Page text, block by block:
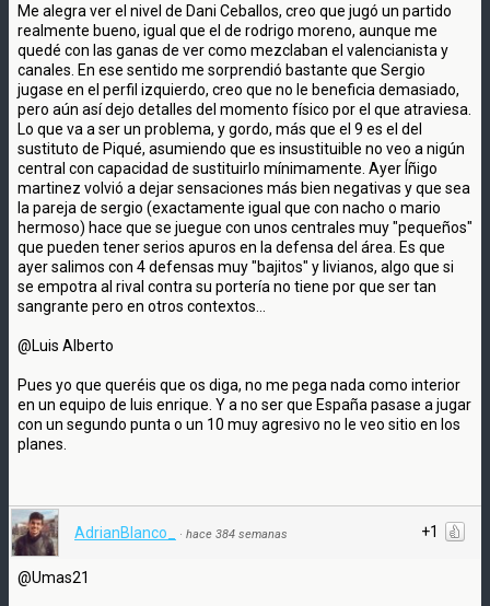
Me alegra ver el nivel de Dani Ceballos, creo que jugó un partido
realmente bueno, igual que el de rodrigo moreno, aunque me
quedé con las ganas de ver como mezclaban el valencianista y
canales. En ese sentido me sorprendió bastante que Sergio
jugase en el perfil izquierdo, creo que no le beneficia demasiado,
pero aún así dejo detalles del momento físico por el que atraviesa.
Lo que va a ser un problema, y gordo, más que el 9 es el del
sustituto de Piqué, asumiendo que es insustituible no veo a nigún
central con capacidad de sustituirlo mínimamente. Ayer Íñigo
martinez volvió a dejar sensaciones más bien negativas y que sea
la pareja de sergio (exactamente igual que con nacho o mario
hermoso) hace que se juegue con unos centrales muy "pequeños"
que pueden tener serios apuros en la defensa del área. Es que
ayer salimos con 4 defensas muy "bajitos" y livianos, algo que si
se empotra al rival contra su portería no tiene por que ser tan
sangrante pero en otros contextos...
@Luis Alberto
Pues yo que queréis que os diga, no me pega nada como interior
en un equipo de luis enrique. Y a no ser que España pasase a jugar
con un segundo punta o un 10 muy agresivo no le veo sitio en los
planes.
+1
AdrianBlanco_ · hace 384 semanas
@Umas21